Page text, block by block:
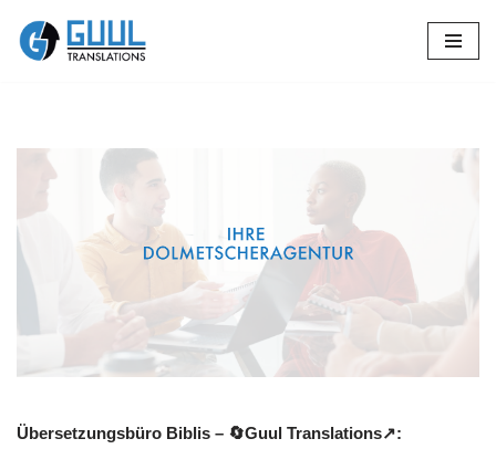
Zum
Übersetzungsbüro Biblis – 🔄Guul Translations↗️: